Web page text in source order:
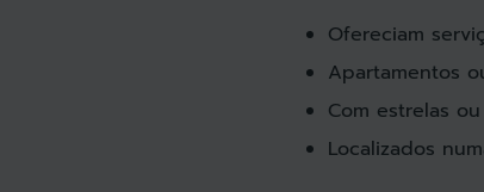
Ofereciam
Apartamentos
Com estrelas
Localizados